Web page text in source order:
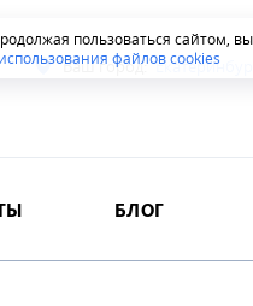
пользоваться сайтом,
файлов cookies
Ваш город: Екатеринбург
БЛОГ